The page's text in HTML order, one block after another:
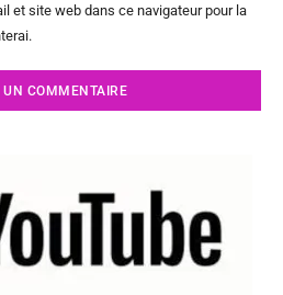
et site web dans ce navigateur pour la